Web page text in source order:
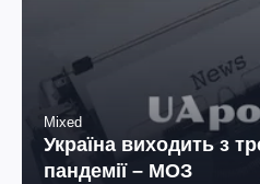
Mixed
Україна виходить з
пандемії – МОЗ